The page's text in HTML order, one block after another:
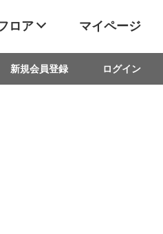
ロア マイページ
新規会員登録 ログイン